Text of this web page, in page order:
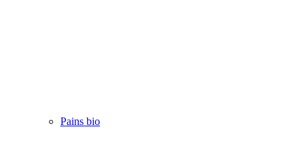
Pains bio